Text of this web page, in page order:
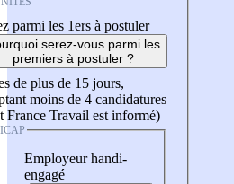
parmi les 1ers à postuler
serez-vous parmi les
premiers à postuler ?
de plus de 15 jours,
moins de 4 candidatures
France Travail est informé)
Employeur handi-
engagé